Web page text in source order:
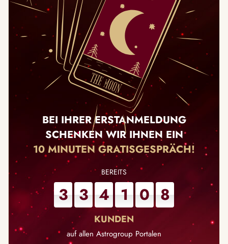
BEI IHRER ERSTANMELDUNG
SCHENKEN WIR IHNEN EIN
10 MINUTEN GRATISGESPRÄCH!
3 3 4 1 0 8
auf allen Astrogroup Portalen